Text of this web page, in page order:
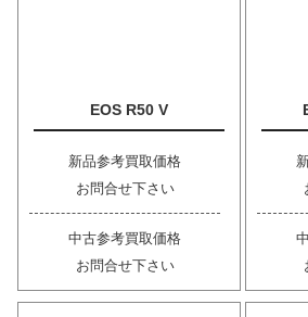
EOS R50 V
新品参考買取価格
お問合せ下さい
中古参考買取価格
お問合せ下さい